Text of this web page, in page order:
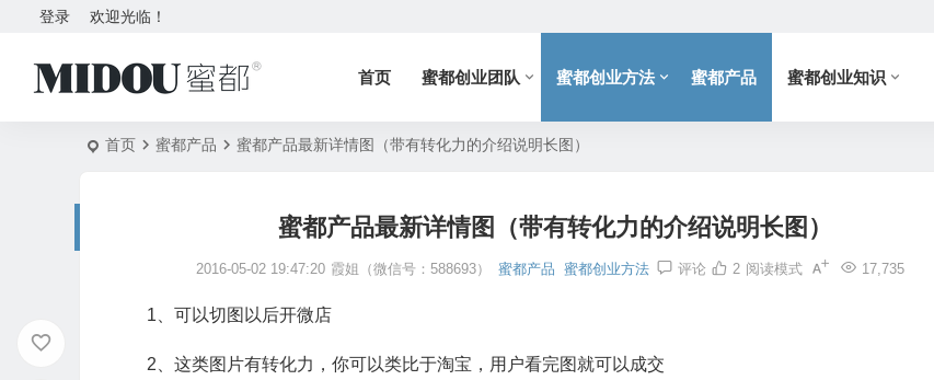
欢迎光临！
登录
首页 蜜都创业团队 蜜都创业方法 蜜都产品 蜜都创业知识
首页 蜜都产品 蜜都产品最新详情图（带有转化力的介绍说明长图）
蜜都产品最新详情图（带有转化力的介绍说明长图）
2016-05-02 19:47:20 霞姐（微信号：588693） 蜜都产品 蜜都创业方法 评论 17,735
2 阅读模式
1、可以切图以后开微店
2、这类图片有转化力，你可以类比于淘宝，用户看完图就可以成交